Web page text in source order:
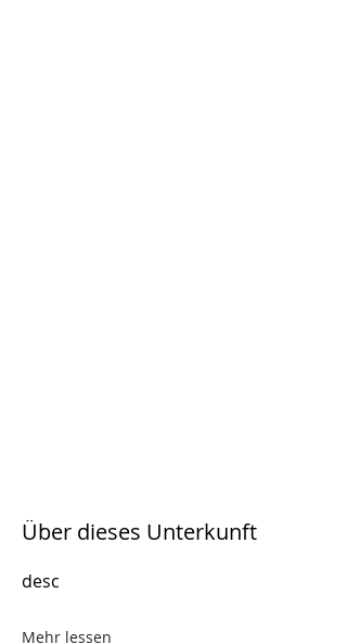
Über dieses Unterkunft
desc
Mehr lessen